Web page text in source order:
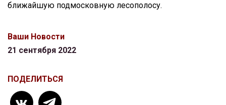
ближайшую подмосковную лесополосу.
Ваши Новости
21 сентября 2022
ПОДЕЛИТЬСЯ